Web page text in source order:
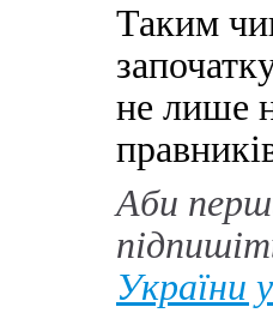
Таким
не лише
Аби
України у